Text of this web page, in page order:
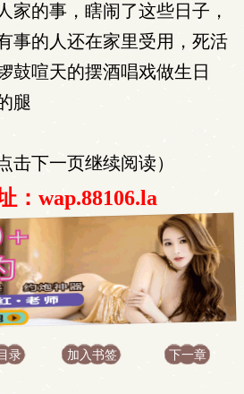
家的事，瞎闹了这些日子，
事的人还在家里受用，死活
鼓喧天的摆酒唱戏做生日
腿
下一页继续阅读）
：wap.88106.la
录 加入书签 下一章